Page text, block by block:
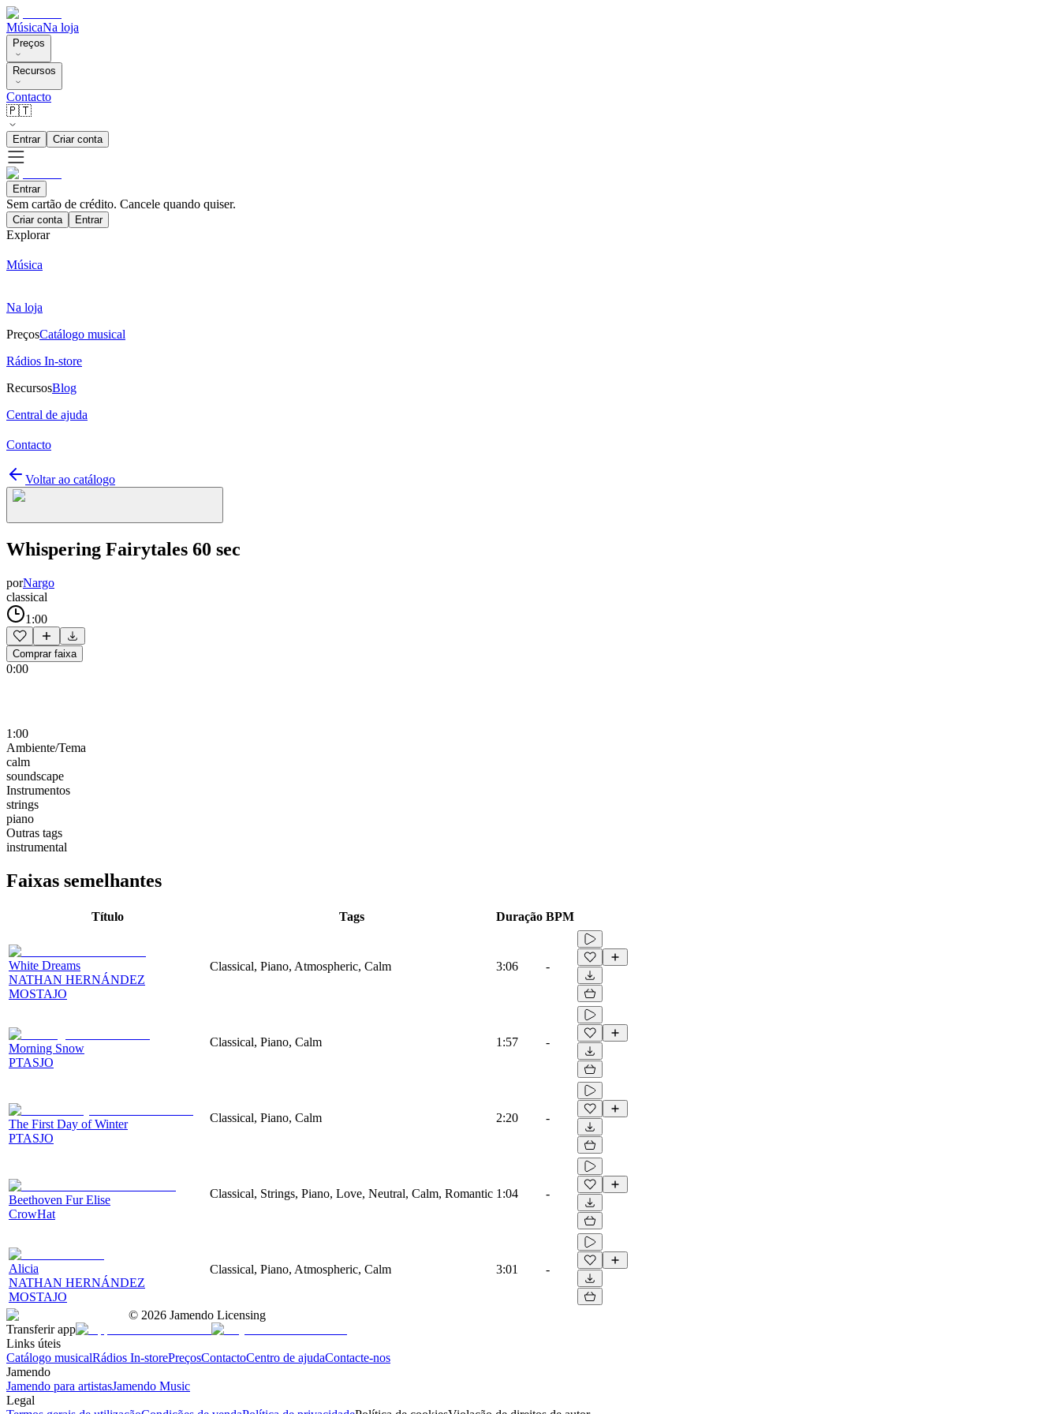
MúsicaNa loja
Preços
Recursos
Contacto
🇵🇹
Entrar Criar conta
Entrar
Sem cartão de crédito. Cancele quando quiser.
Criar conta Entrar
Explorar
Música
Na loja
PreçosCatálogo musical
Rádios In-store
RecursosBlog
Central de ajuda
Contacto
Voltar ao catálogo
Whispering Fairytales 60 sec
porNargo
classical
1:00
Comprar faixa
0:00
1:00
Ambiente/Tema
calm
soundscape
Instrumentos
strings
piano
Outras tags
instrumental
Faixas semelhantes
Título Tags Duração BPM
White Dreams
NATHAN HERNÁNDEZ
MOSTAJO
Classical, Piano, Atmospheric, Calm 3:06 -
Morning Snow
PTASJO
Classical, Piano, Calm 1:57 -
The First Day of Winter
PTASJO
Classical, Piano, Calm 2:20 -
Beethoven Fur Elise
CrowHat
Classical, Strings, Piano, Love, Neutral, Calm, Romantic 1:04 -
Alicia
NATHAN HERNÁNDEZ
MOSTAJO
Classical, Piano, Atmospheric, Calm 3:01 -
© 2026 Jamendo Licensing
Transferir app
Links úteis
Catálogo musicalRádios In-storePreçosContactoCentro de ajudaContacte-nos
Jamendo
Jamendo para artistasJamendo Music
Legal